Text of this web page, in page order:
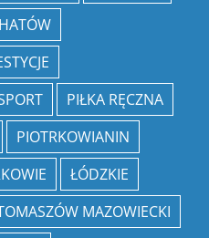
PIŁKA RĘCZNA
PIOTRKOWIANIN
ŁÓDZKIE
MAZOWIECKI